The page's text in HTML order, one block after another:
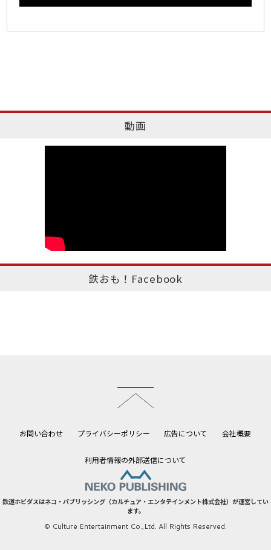
動画
鉄おも！Facebook
お問い合わせ プライバシーポリシー 広告について 会社概要
利用者情報の外部送信について
鉄道ホビダスはネコ・パブリッシング（カルチュア・エンタテインメント株式会社）が運営してい
ます。
© Culture Entertainment Co.,Ltd. All Rights Reserved.